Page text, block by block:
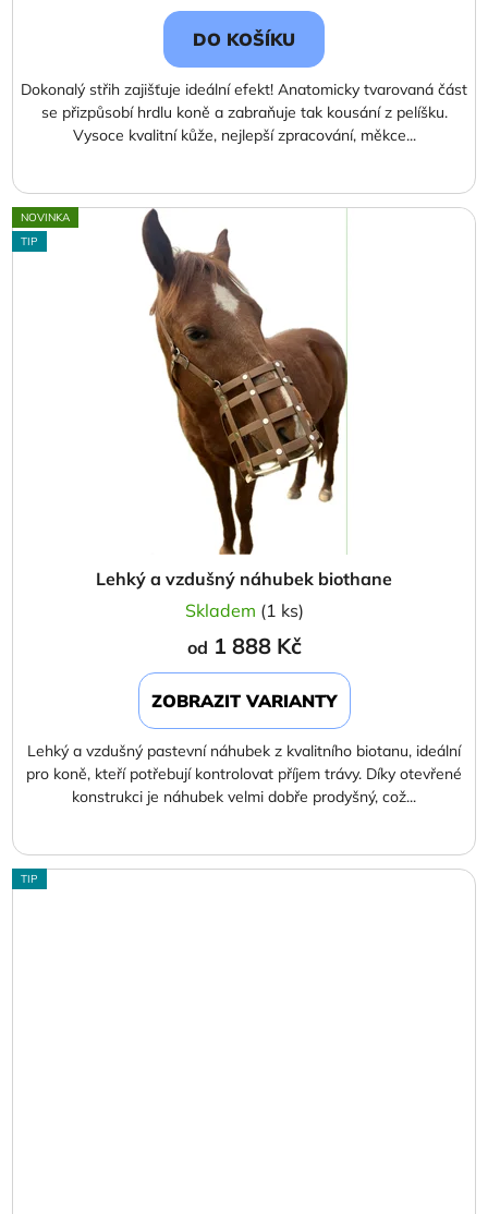
DO KOŠÍKU
Dokonalý střih zajišťuje ideální efekt! Anatomicky tvarovaná část
se přizpůsobí hrdlu koně a zabraňuje tak kousání z pelíšku.
Vysoce kvalitní kůže, nejlepší zpracování, měkce...
NOVINKA
TIP
Lehký a vzdušný náhubek biothane
Skladem (1 ks)
od 1 888 Kč
ZOBRAZIT VARIANTY
Lehký a vzdušný pastevní náhubek z kvalitního biotanu, ideální
pro koně, kteří potřebují kontrolovat příjem trávy. Díky otevřené
konstrukci je náhubek velmi dobře prodyšný, což...
TIP